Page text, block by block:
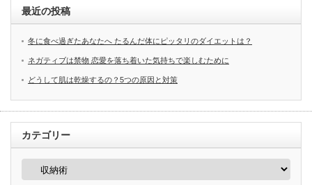
最近の投稿
冬に食べ過ぎたあなたへ たるんだ体にピッタリのダイエットは？
ネガティブは禁物 恋愛を落ち着いた気持ちで楽しむために
どうして肌は乾燥するの？5つの原因と対策
カテゴリー
カ